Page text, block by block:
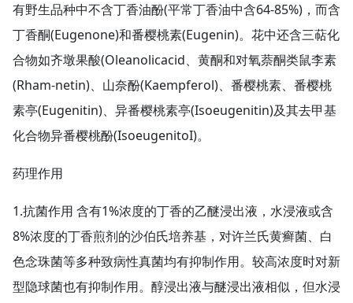
有野生品种中不含丁香油酚(平常丁香油中含64-85%)，而含
丁香酮(Eugenone)和番樱桃素(Eugenin)。花中还含三萜化
合物如齐墩果酸(Oleanolicacid、黄酮和对氧萘酮类鼠李素
(Rham-netin)、山奈酚(Kaempferol)、番樱桃素、番樱桃
素亭(Eugenitin)、异番樱桃素亭(Isoeugenitin)及其去甲基
化合物异番樱桃酚(IsoeugenitoI)。
药理作用
1.抗菌作用 含有1%浓度的丁香的乙醚浸出液，水浸液或含
8%浓度的丁香煎剂的沙伯氏培养基，对许兰氏黄癣菌、白
色念珠菌等多种致病性真菌均有抑制作用。较高浓度时对新
型隐球菌也有抑制作用。醇浸出液与醚浸出液相似，但水浸